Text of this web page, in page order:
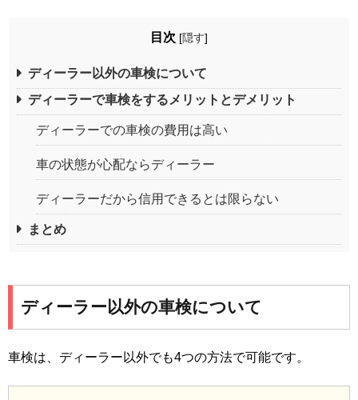
目次 [隠す]
ディーラー以外の車検について
ディーラーで車検をするメリットとデメリット
ディーラーでの車検の費用は高い
車の状態が心配ならディーラー
ディーラーだから信用できるとは限らない
まとめ
ディーラー以外の車検について
車検は、ディーラー以外でも4つの方法で可能です。